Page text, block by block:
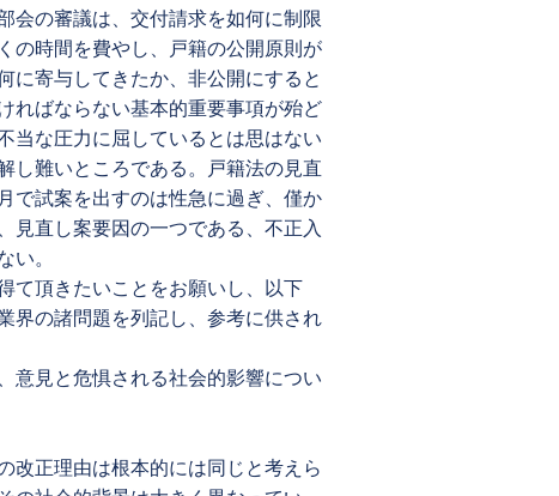
会の審議は、交付請求を如何に制限
の時間を費やし、戸籍の公開原則が
に寄与してきたか、非公開にすると
ればならない基本的重要事項が殆ど
当な圧力に屈しているとは思はない
し難いところである。戸籍法の見直
で試案を出すのは性急に過ぎ、僅か
見直し案要因の一つである、不正入
い。
て頂きたいことをお願いし、以下
界の諸問題を列記し、参考に供され
意見と危惧される社会的影響につい
改正理由は根本的には同じと考えら